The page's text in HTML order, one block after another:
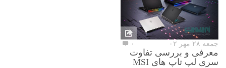
جمعه ۲۸ مهر ۰۲ ۰
معرفی و بررسی تفاوت
سری لپ تاپ های MSI